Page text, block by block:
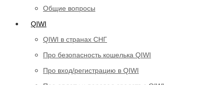
Общие вопросы
QIWI
QIWI в странах СНГ
Про безопасность кошелька QIWI
Про вход/регистрацию в QIWI